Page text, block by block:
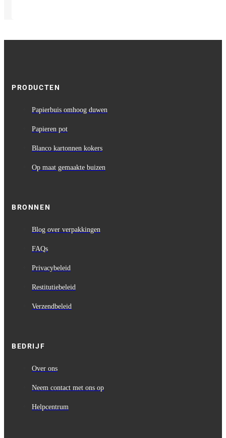
PRODUCTEN
Papierbuis omhoog duwen
Papieren pot
Blanco kartonnen kokers
Op maat gemaakte buizen
BRONNEN
Blog over verpakkingen
FAQs
Privacybeleid
Restitutiebeleid
Verzendbeleid
BEDRIJF
Over ons
Neem contact met ons op
Helpcentrum